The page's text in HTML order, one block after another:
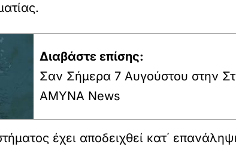
Διαβάστε επίσης:
Σαν Σήμερα 7 Αυγούστου στην
ΑΜΥΝΑ News
έχει αποδειχθεί κατ΄